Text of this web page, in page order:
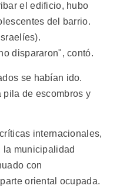
el edificio, hubo
del barrio.
dispararon", contó.
se habían ido.
pila de escombros y
internacionales,
la municipalidad
con
oriental ocupada.